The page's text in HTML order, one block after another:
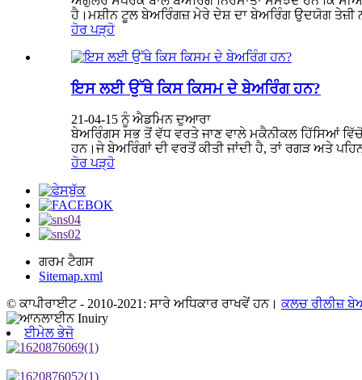
ਹੈ।ਮਸ਼ੀਨ ਟੂਲ ਬੇਅਰਿੰਗਜ਼ ਮੇਰੇ ਦੇਸ਼ ਦਾ ਬੇਅਰਿੰਗ ਉਦਯੋਗ ਤੇਜ਼ੀ
ਹੋਰ ਪੜ੍ਹੋ
ਇਸ ਲਈ ਉੱਥੇ ਕਿਸ ਕਿਸਮ ਦੇ ਬੇਅਰਿੰਗ ਹਨ?
21-04-15 ਨੂੰ ਐਡਮਿਨ ਦੁਆਰਾ
ਬੇਅਰਿੰਗਸ ਸਭ ਤੋਂ ਵੱਧ ਵਰਤੇ ਜਾਣ ਵਾਲੇ ਮਕੈਨੀਕਲ ਹਿੱਸਿਆਂ
ਹਨ।ਜੇ ਬੇਅਰਿੰਗਾਂ ਦੀ ਵਰਤੋਂ ਕੀਤੀ ਜਾਂਦੀ ਹੈ, ਤਾਂ ਰਗੜ ਅਤੇ
ਹੋਰ ਪੜ੍ਹੋ
ਗਰਮ ਟੈਗਸ
Sitemap.xml
© ਕਾਪੀਰਾਈਟ - 2010-2021: ਸਾਰੇ ਅਧਿਕਾਰ ਰਾਖਵੇਂ ਹਨ। ਕਲਚ ਰੀਲੀਜ਼
ਈਮੇਲ ਭੇਜੋ